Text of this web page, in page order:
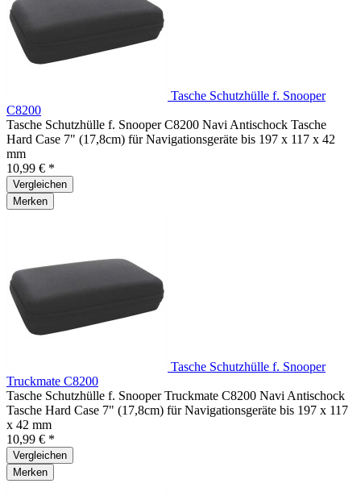
Tasche Schutzhülle f. Snooper
C8200
Tasche Schutzhülle f. Snooper C8200 Navi Antischock Tasche
Hard Case 7" (17,8cm) für Navigationsgeräte bis 197 x 117 x 42
mm
10,99 € *
Vergleichen
Merken
Tasche Schutzhülle f. Snooper
Truckmate C8200
Tasche Schutzhülle f. Snooper Truckmate C8200 Navi Antischock
Tasche Hard Case 7" (17,8cm) für Navigationsgeräte bis 197 x 117
x 42 mm
10,99 € *
Vergleichen
Merken